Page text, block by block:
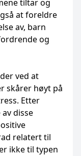
tiltar og
at foreldre
av, barn
og
ved at
skårer høyt på
Etter
disse
relatert til
ikke til typen